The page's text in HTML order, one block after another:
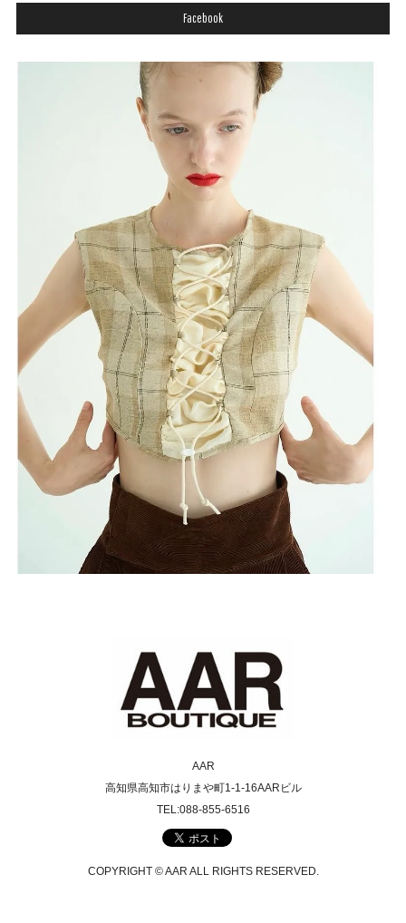
Facebook
AAR
高知県高知市はりまや町1-1-16AARビル
TEL:088-855-6516
COPYRIGHT © AAR ALL RIGHTS RESERVED.